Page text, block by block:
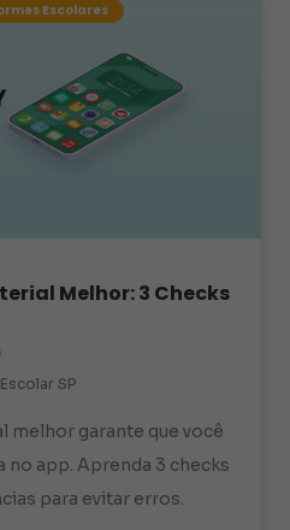
Escolares
Melhor: 3 Checks
SP
melhor garante que você
no app. Aprenda 3 checks
para evitar erros.